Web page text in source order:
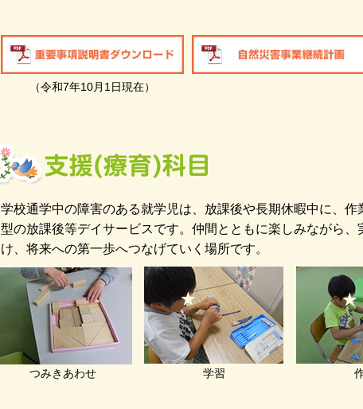
（令和7年10月1日現在）
学校通学中の障害のある就学児は、放課後や長期休暇中に、
型の放課後等デイサービスです。仲間とともに楽しみながら
け、将来への第一歩へつなげていく場所です。
つみきあわせ 学習